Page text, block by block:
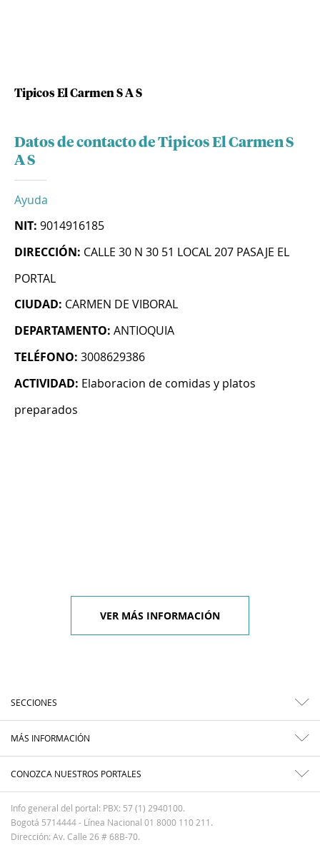
Tipicos El Carmen S A S
Datos de contacto de Tipicos El Carmen S
A S
Ayuda
NIT: 9014916185
DIRECCIÓN: CALLE 30 N 30 51 LOCAL 207 PASAJE EL
PORTAL
CIUDAD: CARMEN DE VIBORAL
DEPARTAMENTO: ANTIOQUIA
TELÉFONO: 3008629386
ACTIVIDAD: Elaboracion de comidas y platos
preparados
VER MÁS INFORMACIÓN
SECCIONES
MÁS INFORMACIÓN
CONOZCA NUESTROS PORTALES
Info general del portal: PBX: 57 (1) 2940100.
Bogotá 5714444 - Línea Nacional 01 8000 110 211.
Dirección: Av. Calle 26 # 68B-70.